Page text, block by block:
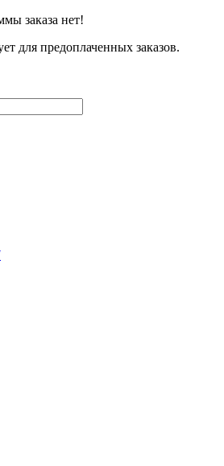
заказа нет!
для предоплаченных заказов.